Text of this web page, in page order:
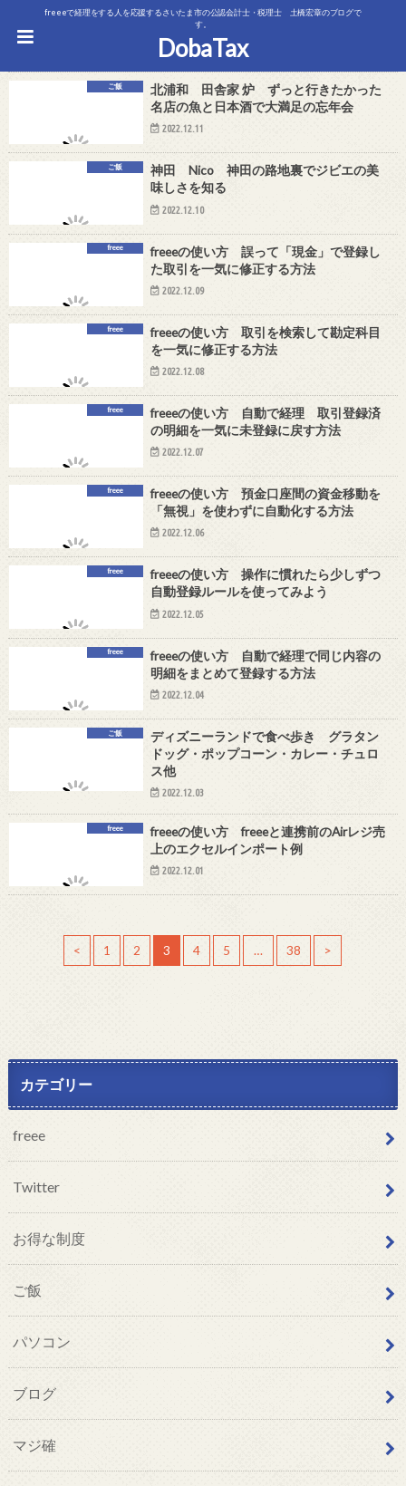
freeeで経理をする人を応援するさいたま市の公認会計士・税理士 土橋宏章のブログで
す。
DobaTax
ご飯
北浦和 田舎家 炉 ずっと行きたかった
名店の魚と日本酒で大満足の忘年会
2022.12.11
ご飯
神田 Nico 神田の路地裏でジビエの美
味しさを知る
2022.12.10
freee
freeeの使い方 誤って「現金」で登録し
た取引を一気に修正する方法
2022.12.09
freee
freeeの使い方 取引を検索して勘定科目
を一気に修正する方法
2022.12.08
freee
freeeの使い方 自動で経理 取引登録済
の明細を一気に未登録に戻す方法
2022.12.07
freee
freeeの使い方 預金口座間の資金移動を
「無視」を使わずに自動化する方法
2022.12.06
freee
freeeの使い方 操作に慣れたら少しずつ
自動登録ルールを使ってみよう
2022.12.05
freee
freeeの使い方 自動で経理で同じ内容の
明細をまとめて登録する方法
2022.12.04
ご飯
ディズニーランドで食べ歩き グラタン
ドッグ・ポップコーン・カレー・チュロ
ス他
2022.12.03
freee
freeeの使い方 freeeと連携前のAirレジ売
上のエクセルインポート例
2022.12.01
< 1 2 3 4 5 … 38 >
カテゴリー
freee
Twitter
お得な制度
ご飯
パソコン
ブログ
マジ確